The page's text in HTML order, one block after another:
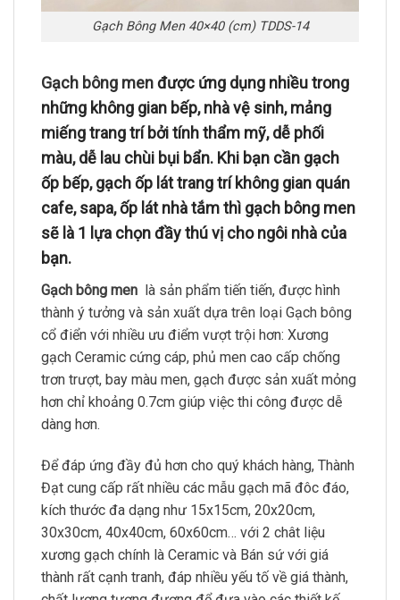
Gạch Bông Men 40×40 (cm) TDDS-14
Gạch bông menđược ứng dụng nhiều trong
những không gian bếp, nhà vệ sinh, mảng
miếng trang trí bởi tính thẩm mỹ, dễ phối
màu, dễ lau chùi bụi bẩn. Khi bạn cần gạch
ốp bếp, gạch ốp lát trang trí không gian quán
cafe, sapa, ốp lát nhà tắm thì gạch bông men
sẽ là 1 lựa chọn đầy thú vị cho ngôi nhà của
bạn.
Gạch bông men
là sản phẩm tiến tiến, được hình
thành ý tưởng và sản xuất dựa trên loại Gạch bông
cổ điển với nhiều ưu điểm vượt trội hơn: Xương
gạch Ceramic cứng cáp, phủ men cao cấp chống
trơn trượt, bay màu men, gạch được sản xuất mỏng
hơn chỉ khoảng 0.7cm giúp việc thi công được dễ
dàng hơn.
Để đáp ứng đầy đủ hơn cho quý khách hàng, Thành
Đạt cung cấp rất nhiều các mẫu gạch mã đôc đáo,
kích thước đa dạng như 15x15cm, 20x20cm,
30x30cm, 40x40cm, 60x60cm… với 2 chât liệu
xương gạch chính là Ceramic và Bán sứ với giá
thành rất cạnh tranh, đáp nhiều yếu tố về giá thành,